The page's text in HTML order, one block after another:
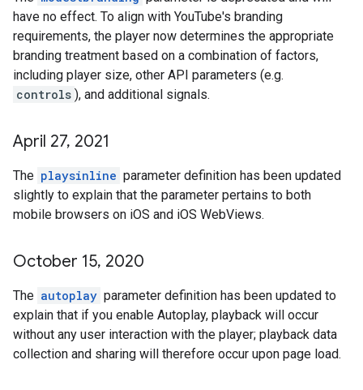
have no effect. To align with YouTube's branding
requirements, the player now determines the appropriate
branding treatment based on a combination of factors,
including player size, other API parameters (e.g.
controls ), and additional signals.
April 27, 2021
The playsinline parameter definition has been updated
slightly to explain that the parameter pertains to both
mobile browsers on iOS and iOS WebViews.
October 15, 2020
The autoplay parameter definition has been updated to
explain that if you enable Autoplay, playback will occur
without any user interaction with the player; playback data
collection and sharing will therefore occur upon page load.